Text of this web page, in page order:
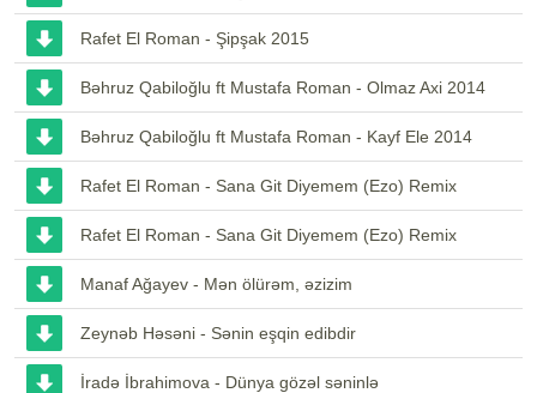
Rafet El Roman - Şipşak 2015
Bəhruz Qabiloğlu ft Mustafa Roman - Olmaz Axi 2014
Bəhruz Qabiloğlu ft Mustafa Roman - Kayf Ele 2014
Rafet El Roman - Sana Git Diyemem (Ezo) Remix
Rafet El Roman - Sana Git Diyemem (Ezo) Remix
Manaf Ağayev - Mən ölürəm, əzizim
Zeynəb Həsəni - Sənin eşqin edibdir
İradə İbrahimova - Dünya gözəl səninlə